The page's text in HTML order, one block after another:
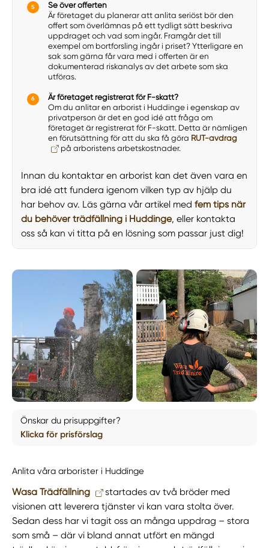
Se över offerten
Är företaget du planerar att anlita seriöst bör den
offert som överlämnas på ett tydligt sätt beskriva
uppdraget och vad som ingår. Framgår det till
exempel om bortforsling ingår i priset? Ytterligare en
sak som gärna får vara med i offerten är en
dokumenterad riskanalys av det arbete som ska
utföras.
Är företaget registrerat för F-skatt?
Om du anlitar en arborist i Huddinge i egenskap av
privatperson är det en god idé att fråga om
företaget är registrerat för F-skatt. Detta är nämligen
en förutsättning för att du ska få göra RUT-avdrag
på arboristens arbetskostnader.
Innan du kontaktar en arborist kan det även vara en
bra idé att fundera igenom vilken typ av hjälp du
har behov av. Läs gärna vår artikel med fem tips när
du behöver trädfällning i Huddinge, eller kontakta
oss så kan vi titta på en lösning som passar just dig!
Önskar du prisuppgifter?
Klicka för prisförslag
Anlita våra arborister i Huddinge
Wasa Trädfällning
startades av två bröder med
visionen att leverera tjänster vi kan vara stolta över.
Sedan dess har vi tagit oss an många uppdrag – stora
som små – där vi bland annat utfört en mängd